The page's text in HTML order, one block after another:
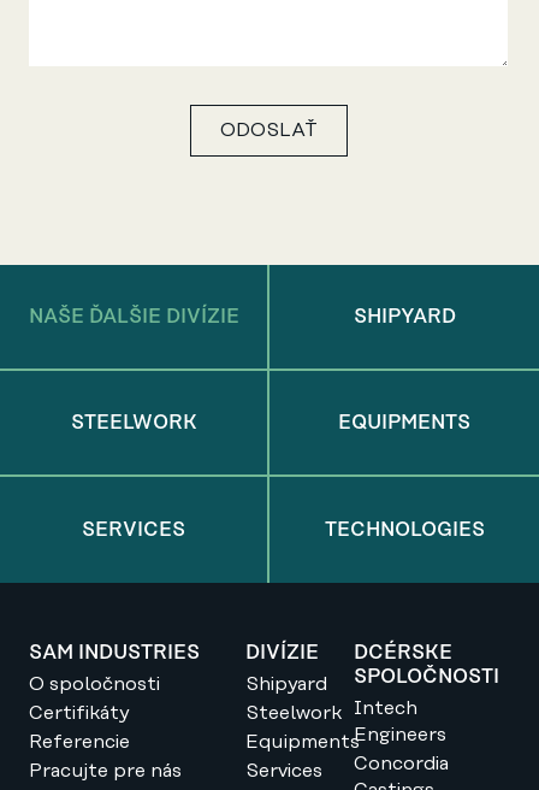
ODOSLAŤ
NAŠE ĎALŠIE DIVÍZIE SHIPYARD
STEELWORK EQUIPMENTS
SERVICES TECHNOLOGIES
SAM INDUSTRIES
O spoločnosti
Certifikáty
Referencie
Pracujte pre nás
DIVÍZIE
Shipyard
Steelwork
Equipments
Services
DCÉRSKE
SPOLOČNOSTI
Intech
Engineers
Concordia